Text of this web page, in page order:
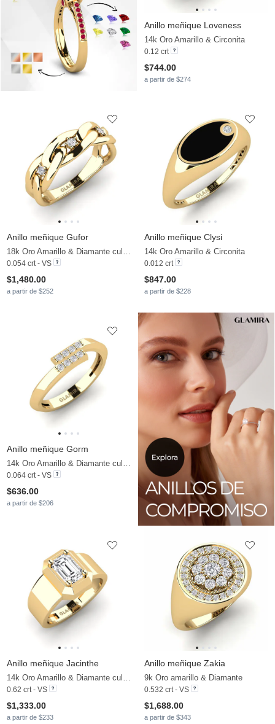
Anillo meñique Loveness
14k Oro Amarillo & Circonita
0.12 crt
$744.00
a partir de $274
Anillo meñique Gufor
18k Oro Amarillo & Diamante cultivado en laboratorio
0.054 crt - VS
$1,480.00
a partir de $252
Anillo meñique Clysi
14k Oro Amarillo & Circonita
0.012 crt
$847.00
a partir de $228
Anillo meñique Gorm
14k Oro Amarillo & Diamante cultivado en laboratorio
0.064 crt - VS
$636.00
a partir de $206
Anillo meñique Jacinthe
0.62 crt - VS
$1,333.00
a partir de $233
Anillo meñique Zakia
9k Oro amarillo & Diamante
0.532 crt - VS
$1,688.00
a partir de $343